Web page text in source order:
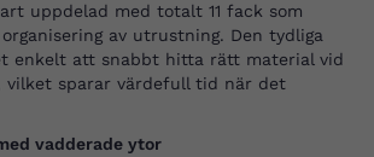
uppdelad med totalt 11 fack som
av utrustning. Den tydliga
enkelt att snabbt hitta rätt material vid
vilket sparar värdefull tid när det
vadderade ytor